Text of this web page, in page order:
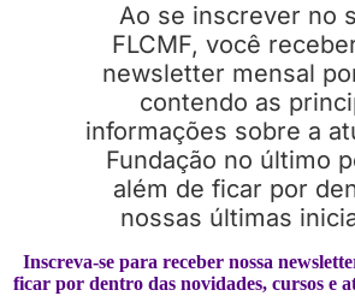
Inscreva-se para receber nossa
ficar por dentro das novidades, cursos e
Ao se inscrever no
FLCMF, você
newsletter mensal
contendo as
informações sobre a
Fundação no último
além de ficar por
nossas últimas